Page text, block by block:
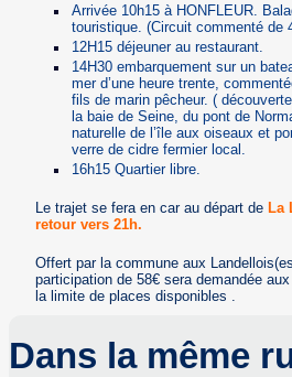
Arrivée 10h15 à HONFLEUR.
touristique. (Circuit commenté de
12H15 déjeuner au restaurant.
14H30 embarquement sur un
mer d’une heure trente,
fils de marin pêcheur. (
la baie de Seine, du pont de
naturelle de l’île aux oiseaux et
verre de cidre fermier local.
16h15 Quartier libre.
Le trajet se fera en car au départ de La
retour vers 21h.
Offert par la commune aux
participation de 58€ sera demandée
la limite de places disponibles .
Dans la même